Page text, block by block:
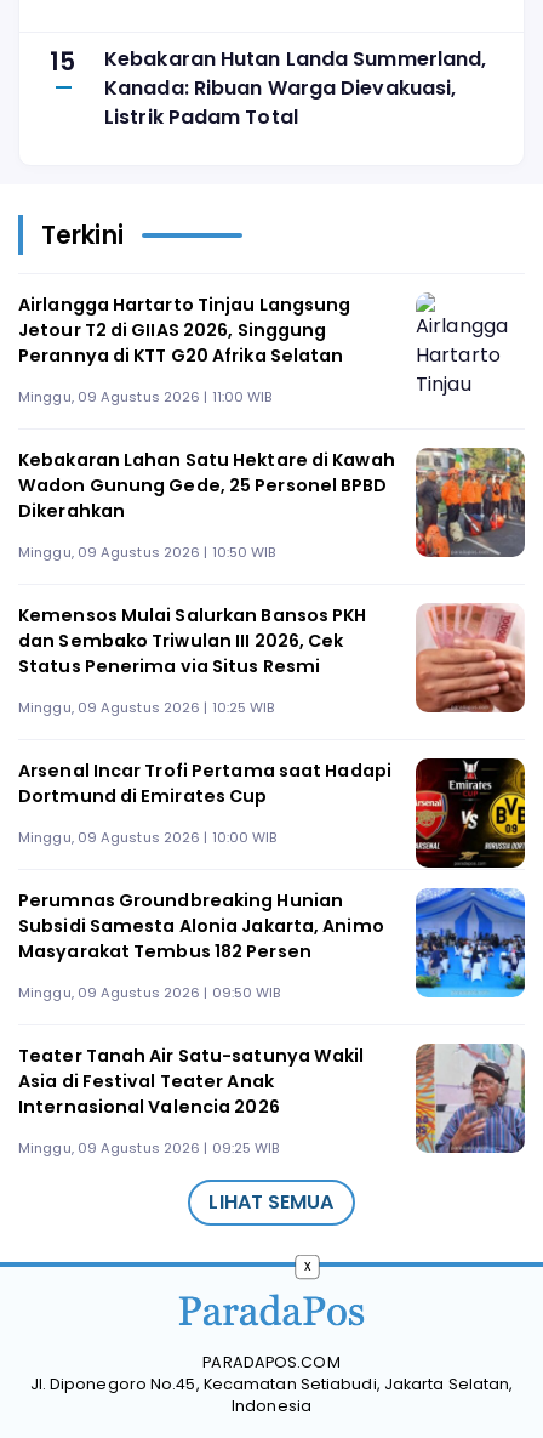
15
Kebakaran Hutan Landa Summerland,
Kanada: Ribuan Warga Dievakuasi,
Listrik Padam Total
Terkini
Airlangga Hartarto Tinjau Langsung
Jetour T2 di GIIAS 2026, Singgung
Perannya di KTT G20 Afrika Selatan
Minggu, 09 Agustus 2026 | 11:00 WIB
Kebakaran Lahan Satu Hektare di Kawah
Wadon Gunung Gede, 25 Personel BPBD
Dikerahkan
Minggu, 09 Agustus 2026 | 10:50 WIB
Kemensos Mulai Salurkan Bansos PKH
dan Sembako Triwulan III 2026, Cek
Status Penerima via Situs Resmi
Minggu, 09 Agustus 2026 | 10:25 WIB
Arsenal Incar Trofi Pertama saat Hadapi
Dortmund di Emirates Cup
Minggu, 09 Agustus 2026 | 10:00 WIB
Perumnas Groundbreaking Hunian
Subsidi Samesta Alonia Jakarta, Animo
Masyarakat Tembus 182 Persen
Minggu, 09 Agustus 2026 | 09:50 WIB
Teater Tanah Air Satu-satunya Wakil
Asia di Festival Teater Anak
Internasional Valencia 2026
Minggu, 09 Agustus 2026 | 09:25 WIB
LIHAT SEMUA
PARADAPOS.COM
Jl. Diponegoro No.45, Kecamatan Setiabudi, Jakarta Selatan,
Indonesia
x